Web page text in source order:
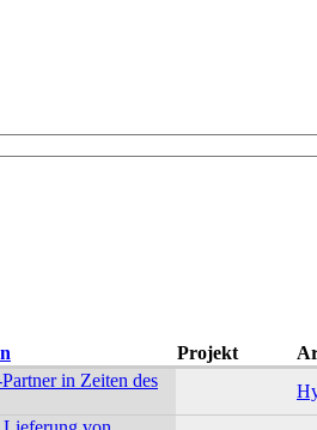
Projekt
in Zeiten des